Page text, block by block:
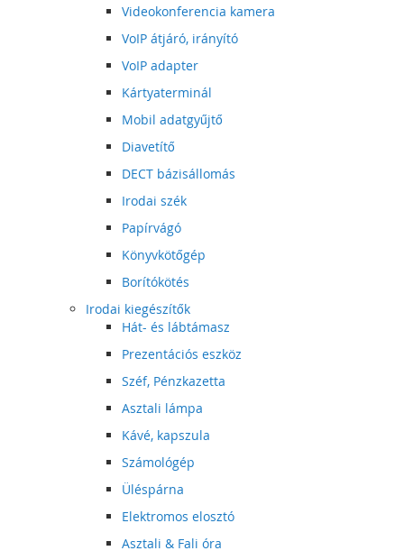
Videokonferencia kamera
VoIP átjáró, irányító
VoIP adapter
Kártyaterminál
Mobil adatgyűjtő
Diavetítő
DECT bázisállomás
Irodai szék
Papírvágó
Könyvkötőgép
Borítókötés
Irodai kiegészítők
Hát- és lábtámasz
Prezentációs eszköz
Széf, Pénzkazetta
Asztali lámpa
Kávé, kapszula
Számológép
Üléspárna
Elektromos elosztó
Asztali & Fali óra